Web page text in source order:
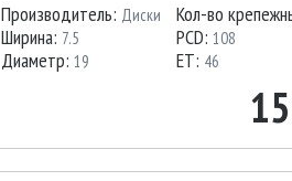
Производитель: Диски
Ширина: 7.5
Диаметр: 19
Кол-во
PCD: 108
ET: 46